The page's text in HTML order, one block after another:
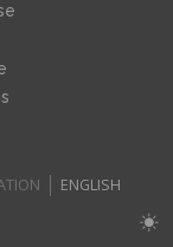
ENGLISH